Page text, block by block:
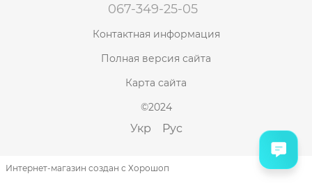
067-349-25-05
Контактная информация
Полная версия сайта
Карта сайта
©2024
Укр Рус
Интернет-магазин создан с Хорошоп